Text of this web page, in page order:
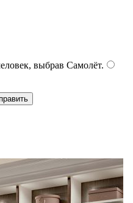
выбрав Самолёт.